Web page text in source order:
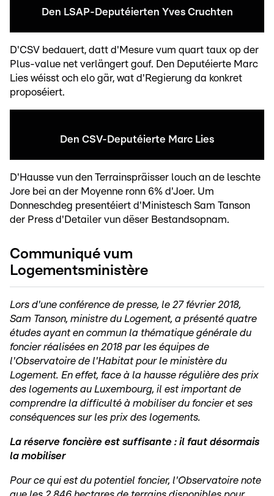
Den LSAP-Deputéierten Yves Cruchten
D'CSV bedauert, datt d'Mesure vum quart taux op der
Plus-value net verlängert gouf. Den Deputéierte Marc
Lies wéisst och elo gär, wat d'Regierung da konkret
proposéiert.
Den CSV-Deputéierte Marc Lies
D'Hausse vun den Terrainspräisser louch an de leschte
Jore bei an der Moyenne ronn 6% d'Joer. Um
Donneschdeg presentéiert d'Ministesch Sam Tanson
der Press d'Detailer vun dëser Bestandsopnam.
Communiqué vum
Logementsministère
Lors d'une conférence de presse, le 27 février 2018,
Sam Tanson, ministre du Logement, a présenté quatre
études ayant en commun la thématique générale du
foncier réalisées en 2018 par les équipes de
l'Observatoire de l'Habitat pour le ministère du
Logement. En effet, face à la hausse régulière des prix
des logements au Luxembourg, il est important de
comprendre la difficulté à mobiliser du foncier et ses
conséquences sur les prix des logements.
La réserve foncière est suffisante : il faut désormais
la mobiliser
Pour ce qui est du potentiel foncier, l'Observatoire note